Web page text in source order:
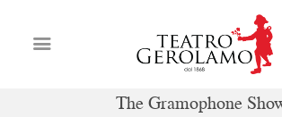
The Gramophone